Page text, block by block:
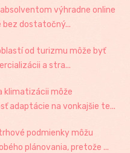
výhradne online
bez dostatočný...
od turizmu môže byť
a stra...
klimatizácii môže
adaptácie na vonkajšie te...
podmienky môžu
plánovania, pretože ...